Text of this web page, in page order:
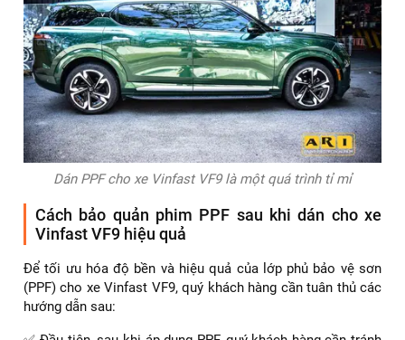
cụ chuyên dụng để loại bỏ không khí và đảm bảo PPF
phẳng và không có nếp nhăn.
✅ Cuối cùng, quá trình hoàn thiện đòi hỏi sự kiểm tra cẩn
thận để đảm bảo không có nếp gấp hay bụi bẩn nào còn
sót lại, và cung cấp hướng dẫn chi tiết cho khách hàng về
cách bảo dưỡng PPF, giúp xe của bạn luôn mới và bền đẹp.